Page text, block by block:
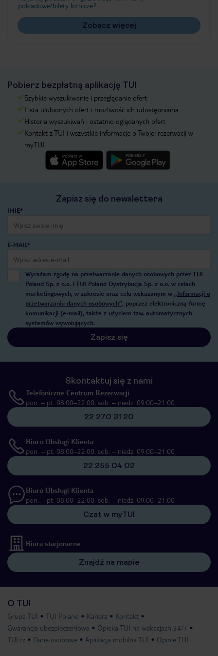
pokładowe/bilety lotnicze?
Zobacz więcej
Pobierz bezpłatną aplikację TUI
Szybkie wyszukiwanie i przeglądanie ofert
Lista ulubionych ofert i możliwość ich udostępniania
Historia wyszukiwań i ostatnio oglądanych ofert
Kontakt z TUI i wszystkie informacje o Twojej rezerwacji w
myTUI
Zapisz się do newslettera
IMIĘ*
E-MAIL*
Wyrażam zgodę na przetwarzanie danych osobowych przez TUI
Poland Sp. z o.o. i TUI Poland Dystrybucja Sp. z o.o. w celach
marketingowych, w zakresie oraz celu wskazanym w „Informacji o
przetwarzaniu danych osobowych”, poprzez elektroniczną formę
komunikacji (e-mail), także z użyciem tzw. automatycznych
systemów wywołujących.
Zapisz się
Skontaktuj się z nami
Telefoniczne Centrum Rezerwacji
pon. – pt. 08:00–22:00, sob. – niedz. 09:00–21:00
22 270 31 20
Biuro Obsługi Klienta
pon. – pt. 08:00–22:00, sob. – niedz. 09:00–21:00
22 255 04 02
Biuro Obsługi Klienta
pon. – pt. 08:00–22:00, sob. – niedz. 09:00–21:00
Czat w myTUI
Biura stacjonarne
Znajdź na mapie
O TUI
Grupa TUI TUI Poland Kariera
Kontakt
Gwarancja ubezpieczeniowa
Opieka TUI na wakacjach 24/7
TUI.cz
Dane osobowe Aplikacja mobilna TUI Opinie TUI